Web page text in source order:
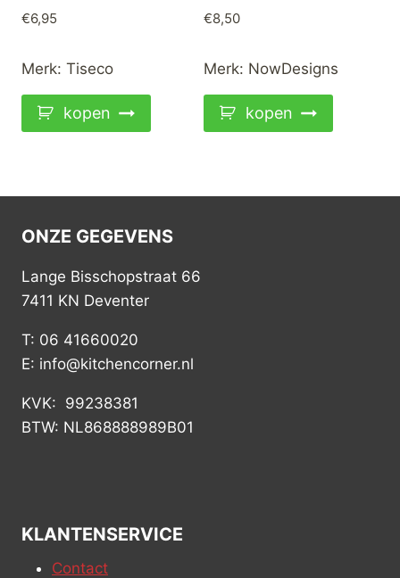
€6,95
Merk: Tiseco
kopen
€8,50
Merk: NowDesigns
kopen
ONZE GEGEVENS
Lange Bisschopstraat 66
7411 KN Deventer
T: 06 41660020
E: info@kitchencorner.nl
KVK: 99238381
BTW: NL868888989B01
KLANTENSERVICE
Contact